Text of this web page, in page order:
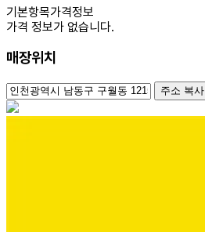
기본항목가격정보
가격 정보가 없습니다.
매장위치
주소 복사